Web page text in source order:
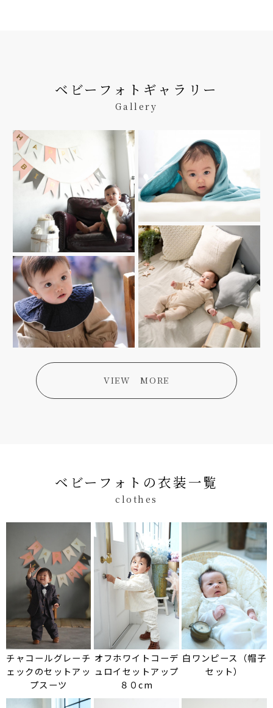
ベビーフォトギャラリー
Gallery
VIEW MORE
ベビーフォトの衣装一覧
clothes
チャコールグレーチ
ェックのセットアッ
プスーツ
オフホワイトコーデ
ュロイセットアップ
８０cm
白ワンピース（帽子
セット）